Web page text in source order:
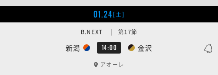
01.24[土]
新潟 14:00 金沢
B.NEXT | 第17節
アオーレ